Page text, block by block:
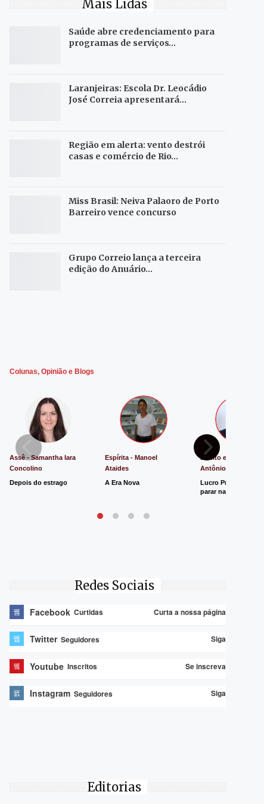
Mais Lidas
Saúde abre credenciamento para
programas de serviços…
Laranjeiras: Escola Dr. Leocádio
José Correia apresentará…
Região em alerta: vento destrói
casas e comércio de Rio…
Miss Brasil: Neiva Palaoro de Porto
Barreiro vence concurso
Grupo Correio lança a terceira
edição do Anuário…
Colunas, Opinião e Blogs
Assê - Samantha Iara
Concolino
Depois do estrago
Espírita - Manoel
Ataides
A Era Nova
Direito e Justiça -
Antônio de Souza
Lucro Presumido
parar na Justiça
Redes Sociais
Facebook Curtidas Curta a nossa página
Twitter Seguidores Siga
Youtube Inscritos Se inscreva
Instagram Seguidores Siga
Editorias